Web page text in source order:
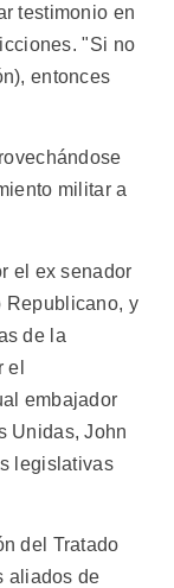
testimonio en
"Si no
entonces
militar a
el ex senador
Republicano, y
de la
el
embajador
Unidas, John
legislativas
del Tratado
aliados de